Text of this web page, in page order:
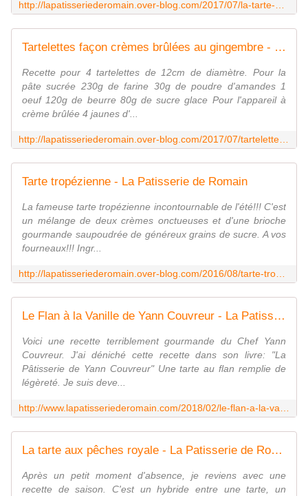
Tartelettes façon crèmes brûlées au gingembre - La Patisserie de Romain
Recette pour 4 tartelettes de 12cm de diamètre. Pour la
pâte sucrée 230g de farine 30g de poudre d'amandes 1
oeuf 120g de beurre 80g de sucre glace Pour l'appareil à
crème brûlée 4 jaunes d'...
Tarte tropézienne - La Patisserie de Romain
La fameuse tarte tropézienne incontournable de l'été!!! C'est
un mélange de deux crèmes onctueuses et d'une brioche
gourmande saupoudrée de généreux grains de sucre. A vos
fourneaux!!! Ingr...
Le Flan à la Vanille de Yann Couvreur - La Patisserie de Romain
Voici une recette terriblement gourmande du Chef Yann
Couvreur. J'ai déniché cette recette dans son livre: "La
Pâtisserie de Yann Couvreur" Une tarte au flan remplie de
légèreté. Je suis deve...
La tarte aux pêches royale - La Patisserie de Romain
Après un petit moment d'absence, je reviens avec une
recette de saison. C'est un hybride entre une tarte, un